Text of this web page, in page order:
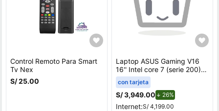
Control Remoto Para Smart
Tv Nex
S/ 25.00
Laptop ASUS Gaming V16
16'' Intel core 7 (serie 200)
8GB 512GB SSD RTX3050
V3607VJ-TK286W
con tarjeta
S/ 3,949.00 26%de descuento.
Internet:S/ 4,199.00